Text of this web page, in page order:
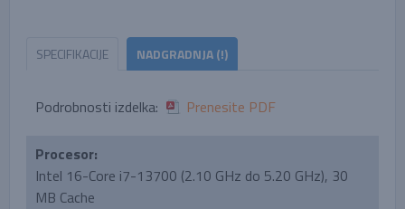
SPECIFIKACIJE NADGRADNJA (!)
Podrobnosti izdelka: Prenesite PDF
Procesor:
Intel 16-Core i7-13700 (2.10 GHz do 5.20 GHz), 30
MB Cache